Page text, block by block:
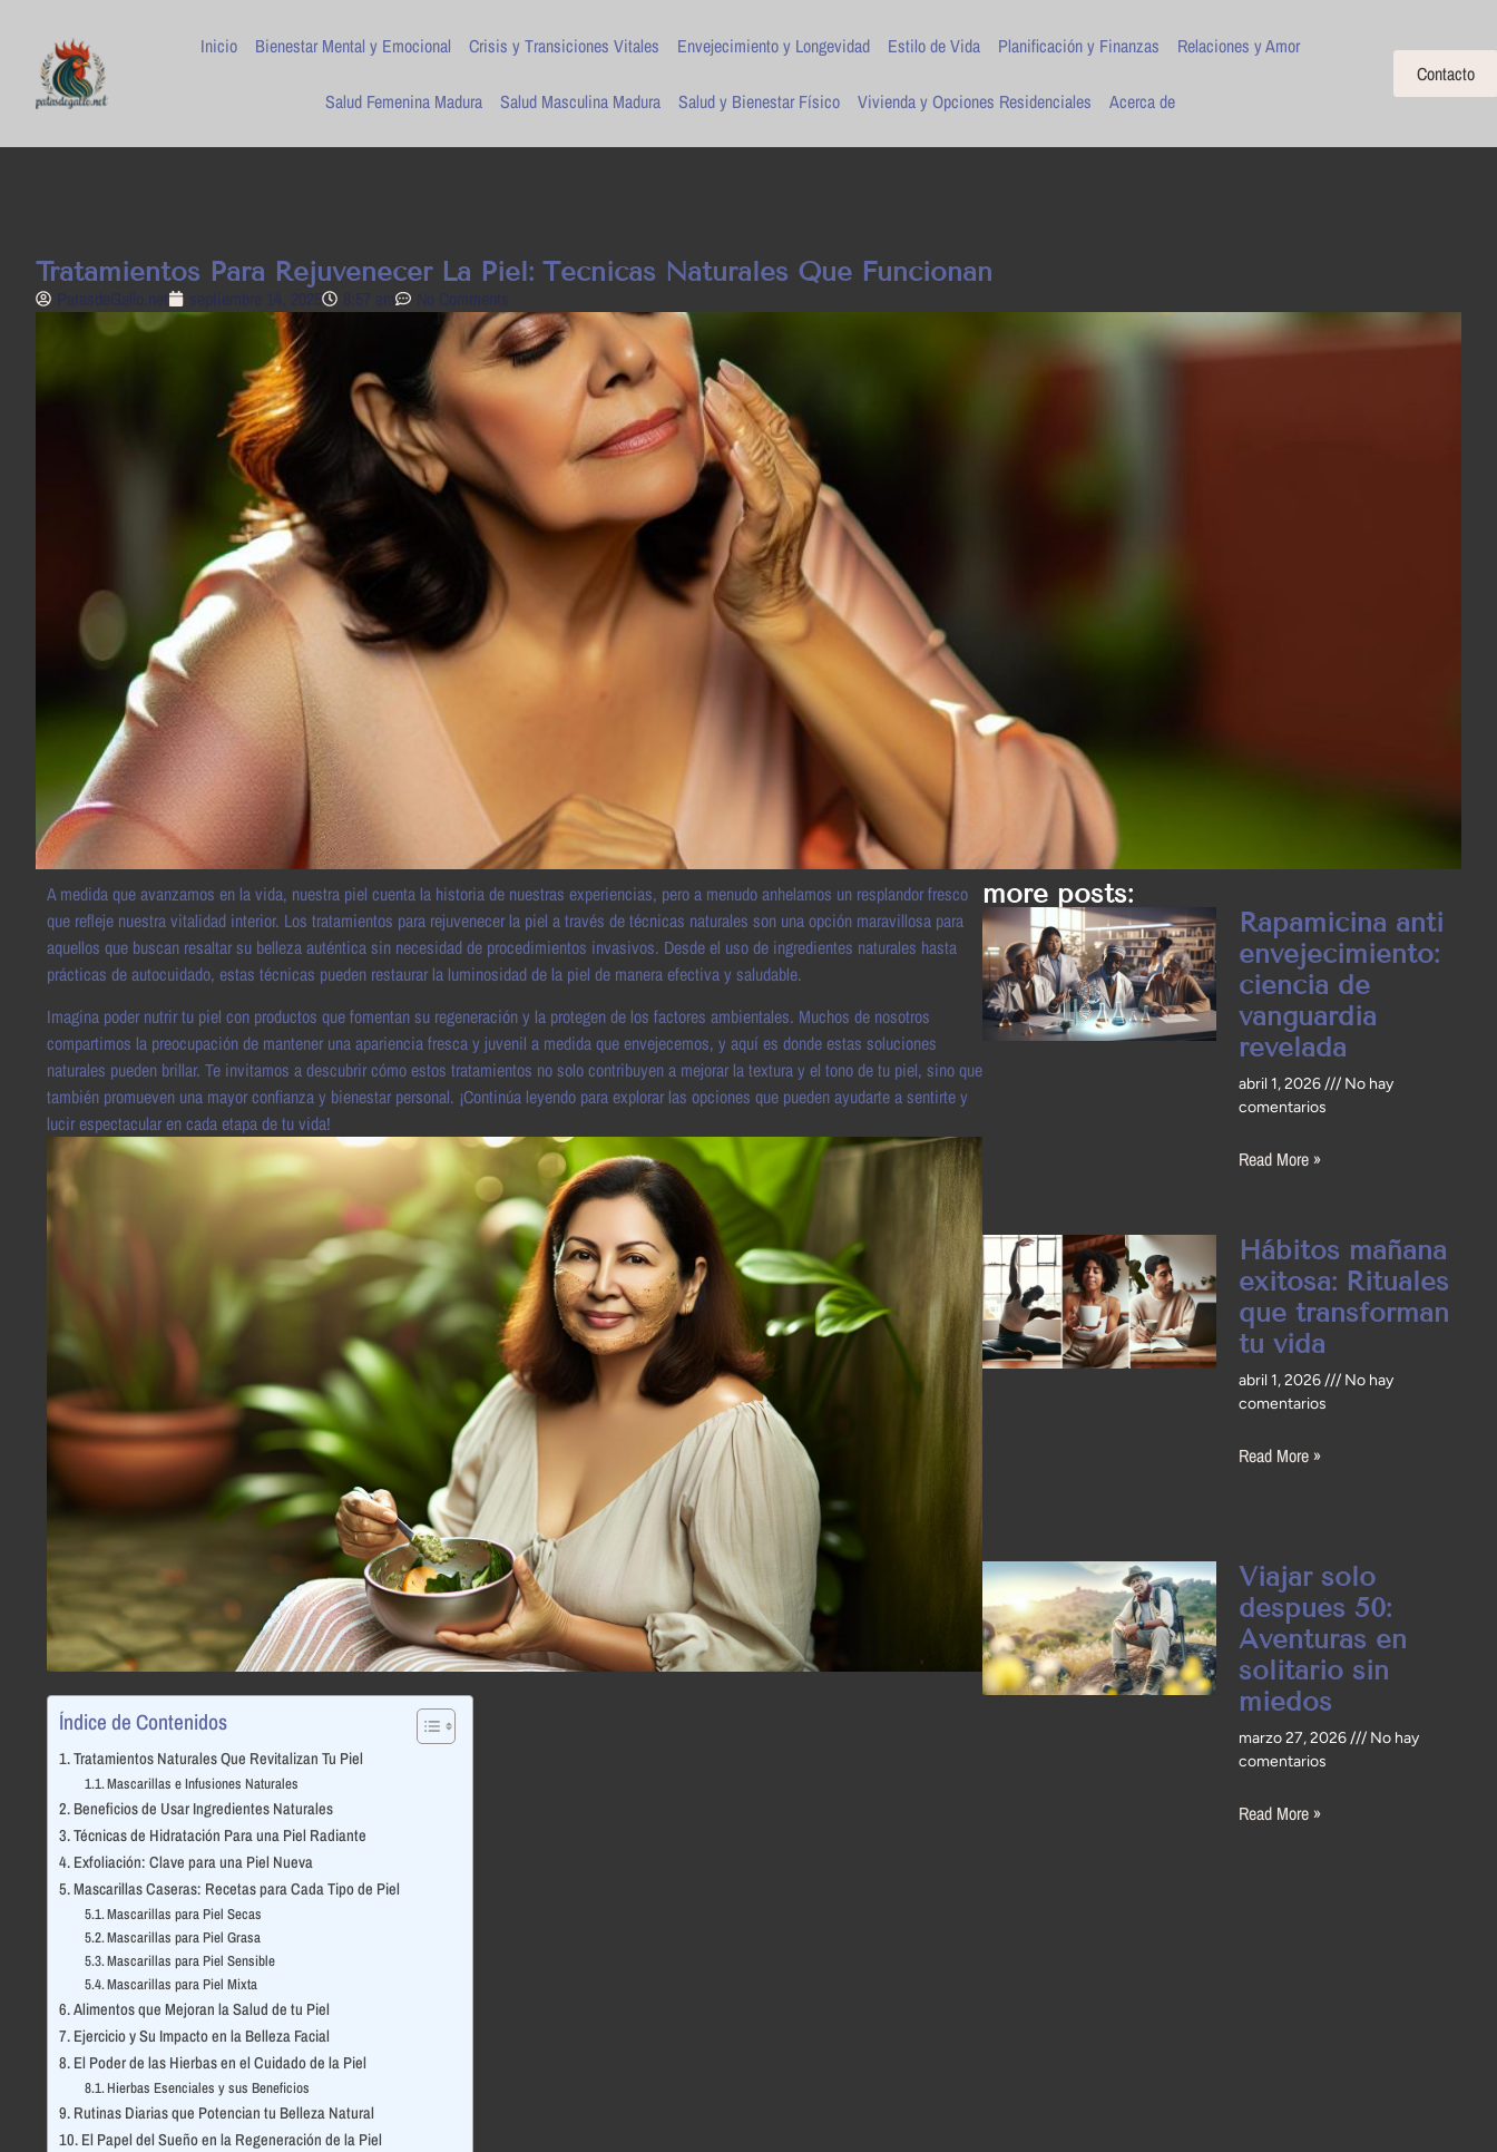
Inicio Bienestar Mental y Emocional Crisis y Transiciones Vitales Envejecimiento y Longevidad Estilo de Vida Planificación y Finanzas Relaciones y Amor
Salud Femenina Madura Salud Masculina Madura Salud y Bienestar Físico Vivienda y Opciones Residenciales Acerca de
Contacto
Tratamientos Para Rejuvenecer La Piel: Técnicas Naturales Que Funcionan
PatasdeGallo .net septiembre 14, 2025 8:57 am No Comments
A medida que avanzamos en la vida, nuestra piel cuenta la historia de nuestras experiencias, pero a menudo anhelamos un resplandor fresco
que refleje nuestra vitalidad interior. Los tratamientos para rejuvenecer la piel a través de técnicas naturales son una opción maravillosa para
aquellos que buscan resaltar su belleza auténtica sin necesidad de procedimientos invasivos. Desde el uso de ingredientes naturales hasta
prácticas de autocuidado, estas técnicas pueden restaurar la luminosidad de la piel de manera efectiva y saludable.
Imagina poder nutrir tu piel con productos que fomentan su regeneración y la protegen de los factores ambientales. Muchos de nosotros
compartimos la preocupación de mantener una apariencia fresca y juvenil a medida que envejecemos, y aquí es donde estas soluciones
naturales pueden brillar. Te invitamos a descubrir cómo estos tratamientos no solo contribuyen a mejorar la textura y el tono de tu piel, sino que
también promueven una mayor confianza y bienestar personal. ¡Continúa leyendo para explorar las opciones que pueden ayudarte a sentirte y
lucir espectacular en cada etapa de tu vida!
Índice de Contenidos
Tratamientos Naturales Que Revitalizan Tu Piel
Mascarillas e Infusiones Naturales
Beneficios de Usar Ingredientes Naturales
Técnicas de Hidratación Para una Piel Radiante
Exfoliación: Clave para una Piel Nueva
Mascarillas Caseras: Recetas para Cada Tipo de Piel
Mascarillas para Piel Secas
Mascarillas para Piel Grasa
Mascarillas para Piel Sensible
Mascarillas para Piel Mixta
Alimentos que Mejoran la Salud de tu Piel
Ejercicio y Su Impacto en la Belleza Facial
El Poder de las Hierbas en el Cuidado de la Piel
Hierbas Esenciales y sus Beneficios
Rutinas Diarias que Potencian tu Belleza Natural
El Papel del Sueño en la Regeneración de la Piel
more posts:
Rapamicina anti
envejecimiento:
ciencia de
vanguardia
revelada
abril 1, 2026
No hay
comentarios
Read More »
Hábitos mañana
exitosa: Rituales
que transforman
tu vida
abril 1, 2026
No hay
comentarios
Read More »
Viajar solo
después 50:
Aventuras en
solitario sin
miedos
marzo 27, 2026
No hay
comentarios
Read More »